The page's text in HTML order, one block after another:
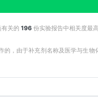
关的 196份实验报告中相关度最
，由于补充剂名称及医学与生